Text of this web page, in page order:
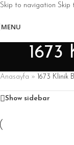
Skip to navigation Skip
MENU
1673
Anasayfa » 1673 Klinik
Show sidebar